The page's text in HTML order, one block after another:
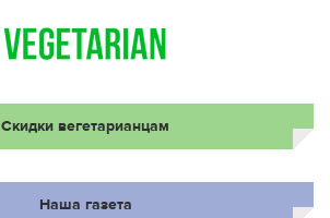
Скидки вегетарианцам
Наша газета